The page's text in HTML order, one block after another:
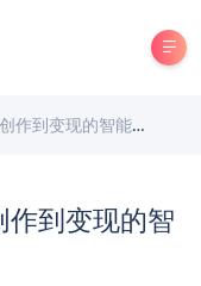
变现的智能新选择
到变现的智